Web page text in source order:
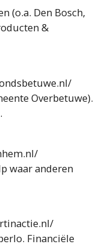
(o.a. Den Bosch,
&
Overbetuwe).
waar anderen
Financiële